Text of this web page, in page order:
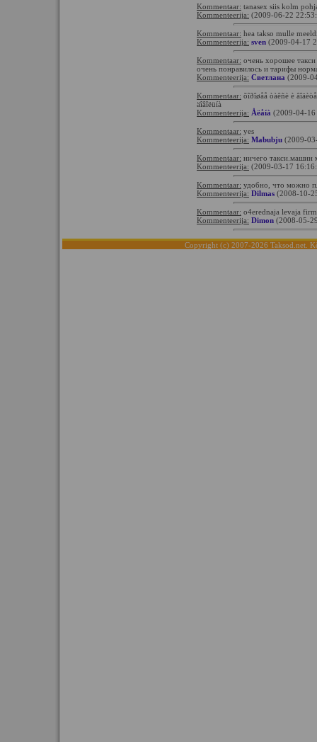
Kommentaar: tanasex siis kolm
Kommenteerija: (2009-06-22
Kommentaar: hea takso mulle
Kommenteerija: sven (2009-04-17
Kommentaar: очень хорошее такси
очень понравилось и тарифы
Kommenteerija: Светлана (2009-
Kommentaar: õîðîøåå òàêñè è
äîâîëüíà
Kommenteerija: Åëåíà (2009-04-
Kommentaar: yes
Kommenteerija: Mabubju (2009-
Kommentaar: ничего такси.машин
Kommenteerija: (2009-03-17
Kommentaar: удобно, что можно
Kommenteerija: Dilmas (2008-10-
Kommentaar: o4erednaja levaja
Kommenteerija: Dimon (2008-05-
Copyright (c) 2007-2026 Taksod.net.